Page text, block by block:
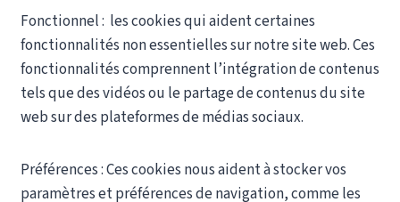
Fonctionnel : les cookies qui aident certaines
fonctionnalités non essentielles sur notre site web. Ces
fonctionnalités comprennent l’intégration de contenus
tels que des vidéos ou le partage de contenus du site
web sur des plateformes de médias sociaux.
Préférences : Ces cookies nous aident à stocker vos
paramètres et préférences de navigation, comme les